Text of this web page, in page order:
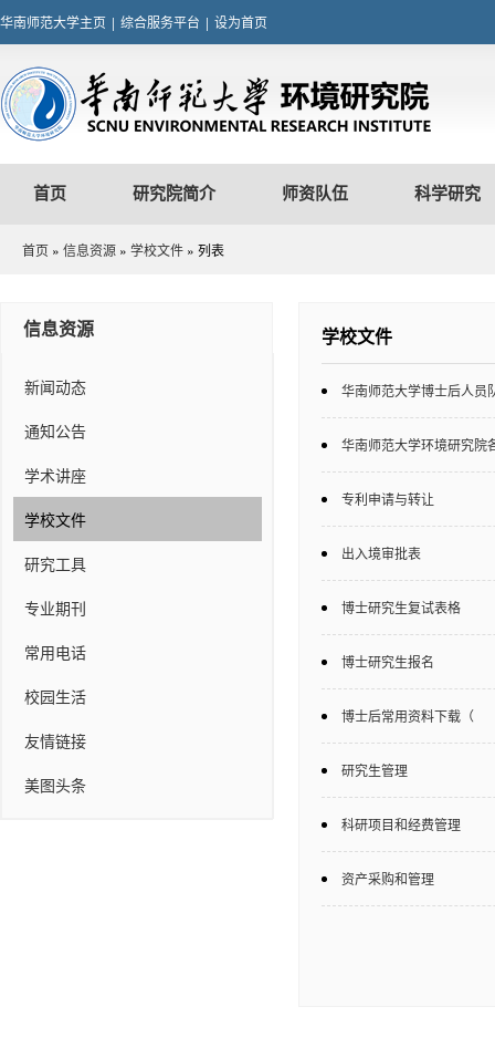
华南师范大学主页 | 综合服务平台 | 设为首页
首页 研究院简介 师资队伍 科学研究
首页 » 信息资源 » 学校文件 » 列表
信息资源
新闻动态
通知公告
学术讲座
学校文件
研究工具
专业期刊
常用电话
校园生活
友情链接
美图头条
学校文件
华南师范大学博士后人员
华南师范大学环境研究院
专利申请与转让
出入境审批表
博士研究生复试表格
博士研究生报名
博士后常用资料下载（
研究生管理
科研项目和经费管理
资产采购和管理